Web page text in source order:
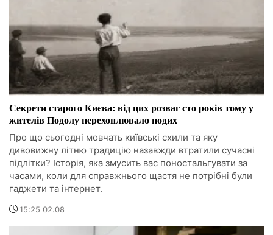
Секрети старого Києва: від цих розваг сто років тому у
жителів Подолу перехоплювало подих
Про що сьогодні мовчать київські схили та яку
дивовижну літню традицію назавжди втратили сучасні
підлітки? Історія, яка змусить вас поностальгувати за
часами, коли для справжнього щастя не потрібні були
гаджети та інтернет.
15:25 02.08